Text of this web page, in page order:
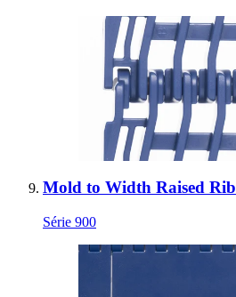
Mold to Width Raised Rib
Série 900